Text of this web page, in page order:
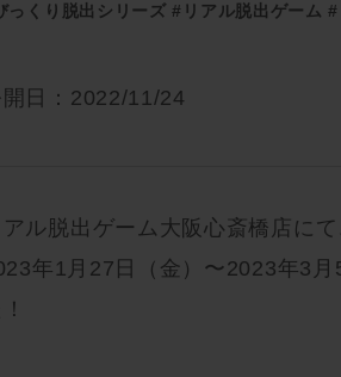
っくり脱出シリーズ #リアル脱出ゲーム #
開日：2022/11/24
アル脱出ゲーム大阪心斎橋店に
年1月27日（金）〜2023年3